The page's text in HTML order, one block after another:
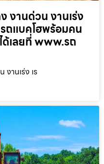
งานด่วน งานเร่ง
ถแบคโฮพร้อมคน
เลยที่ www.รถ
านเร่ง เร